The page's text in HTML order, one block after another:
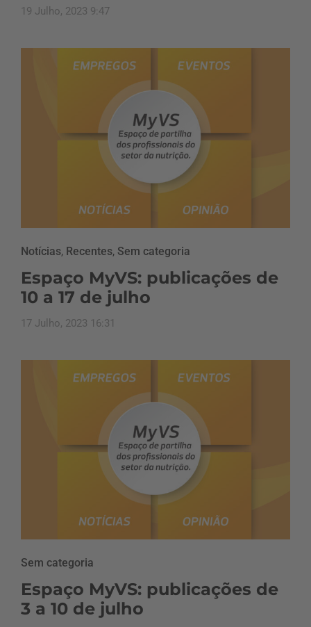
19 Julho, 2023 9:47
Notícias, Recentes, Sem categoria
Espaço MyVS: publicações de
10 a 17 de julho
17 Julho, 2023 16:31
Sem categoria
Espaço MyVS: publicações de
3 a 10 de julho